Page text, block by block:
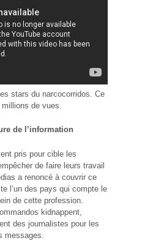
stars du narcocorridos. Ce
de vues.
de l’information
pris pour cible les
de faire leurs travail
a renoncé à couvrir ce
l’un des pays qui compte le
de cette profession.
kidnappent,
des journalistes pour les
messages.